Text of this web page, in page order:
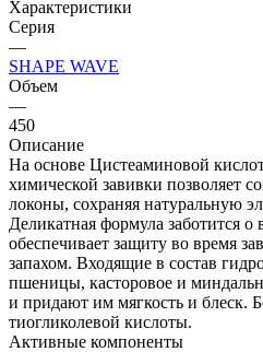
Характеристики
Серия
—
SHAPE WAVE
Объем
—
450
Описание
На основе Цистеаминовой
химической завивки позволяет
локоны, сохраняя натуральную
Деликатная формула заботится о
обеспечивает защиту во время
запахом. Входящие в состав
пшеницы, касторовое и
и придают им мягкость и блеск.
тиогликолевой кислоты.
Активные компоненты